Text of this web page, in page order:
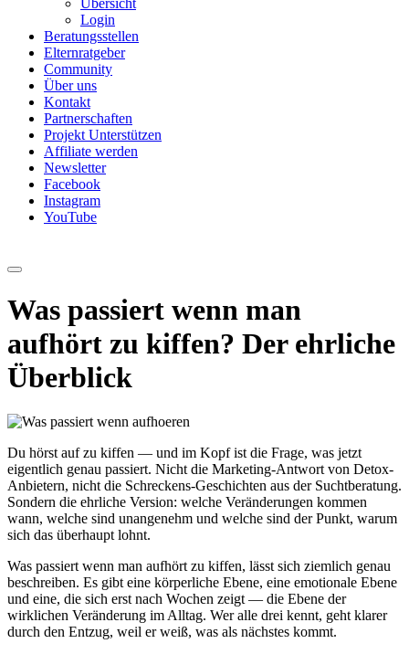
Übersicht
Login
Beratungsstellen
Elternratgeber
Community
Über uns
Kontakt
Partnerschaften
Projekt Unterstützen
Affiliate werden
Newsletter
Facebook
Instagram
YouTube
Was passiert wenn man
aufhört zu kiffen? Der ehrliche
Überblick
Du hörst auf zu kiffen — und im Kopf ist die Frage, was jetzt
eigentlich genau passiert. Nicht die Marketing-Antwort von Detox-
Anbietern, nicht die Schreckens-Geschichten aus der Suchtberatung.
Sondern die ehrliche Version: welche Veränderungen kommen
wann, welche sind unangenehm und welche sind der Punkt, warum
sich das überhaupt lohnt.
Was passiert wenn man aufhört zu kiffen, lässt sich ziemlich genau
beschreiben. Es gibt eine körperliche Ebene, eine emotionale Ebene
und eine, die sich erst nach Wochen zeigt — die Ebene der
wirklichen Veränderung im Alltag. Wer alle drei kennt, geht klarer
durch den Entzug, weil er weiß, was als nächstes kommt.